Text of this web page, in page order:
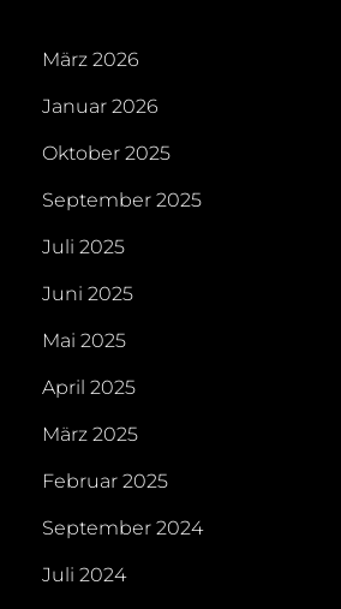
März 2026
Januar 2026
Oktober 2025
September 2025
Juli 2025
Juni 2025
Mai 2025
April 2025
März 2025
Februar 2025
September 2024
Juli 2024